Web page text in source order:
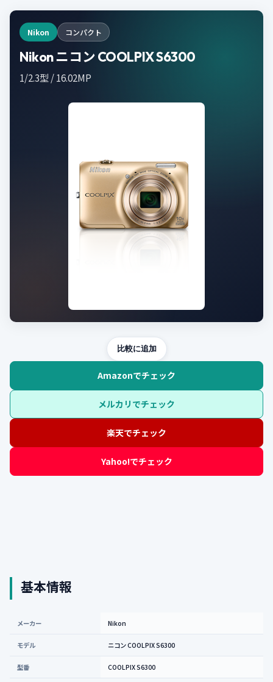
Nikon コンパクト
Nikon ニコン COOLPIX S6300
1/2.3型 / 16.02MP
比較に追加
Amazonでチェック
メルカリでチェック
楽天でチェック
Yahoo!でチェック
基本情報
メーカー Nikon
モデル ニコン COOLPIX S6300
型番 COOLPIX S6300